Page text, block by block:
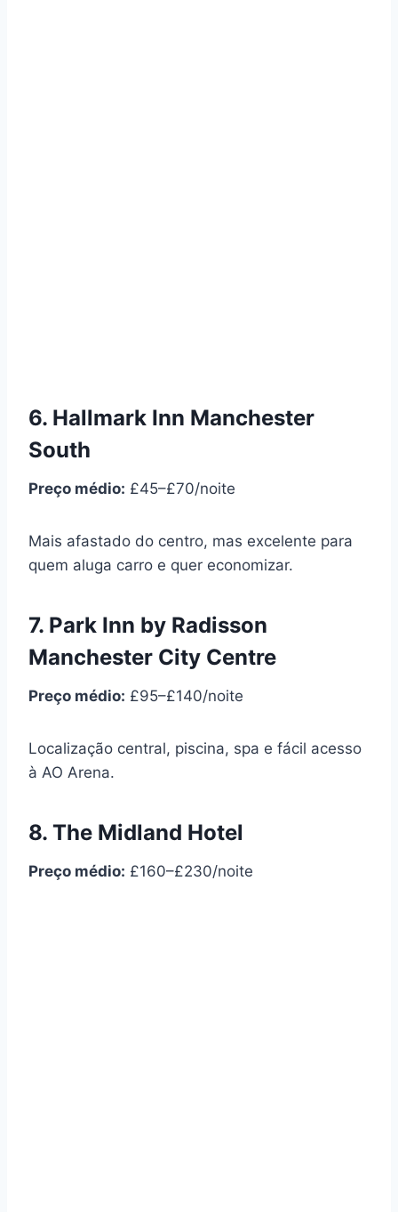
6. Hallmark Inn Manchester
South
Preço médio: £45–£70/noite
Mais afastado do centro, mas excelente para
quem aluga carro e quer economizar.
7. Park Inn by Radisson
Manchester City Centre
Preço médio: £95–£140/noite
Localização central, piscina, spa e fácil acesso
à AO Arena.
8. The Midland Hotel
Preço médio: £160–£230/noite